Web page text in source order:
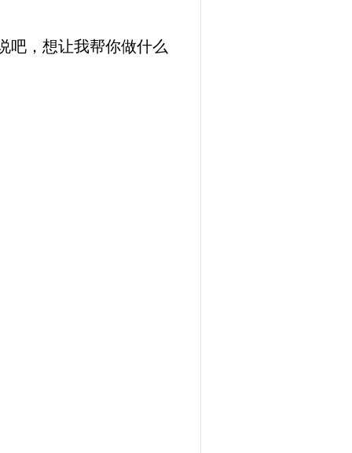
，想让我帮你做什么